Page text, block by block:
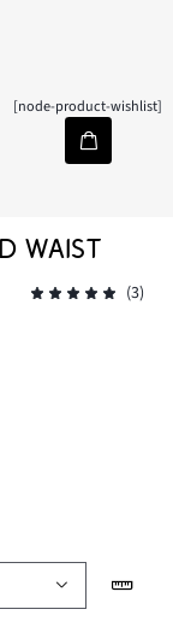
[node-product-wishlist]
WAIST
(3)